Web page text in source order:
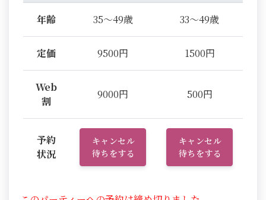
年齢 35～49歳 33～49歳
定価 9500円 1500円
Web
割
9000円 500円
予約
状況
キャンセル
待ちをする
キャンセル
待ちをする